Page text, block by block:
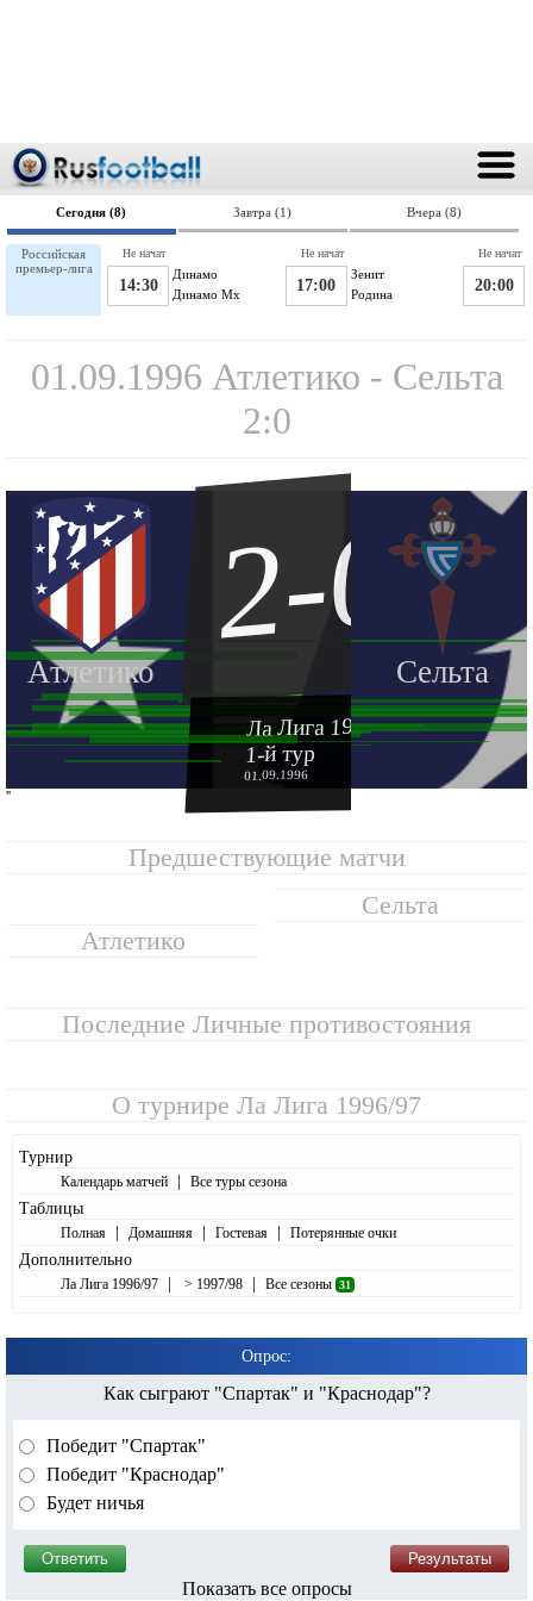
Сегодня (8) Завтра (1) Вчера (8)
Российская
премьер-лига
Динамо
14:30 Динамо Мх
Не начат
Зенит
17:00 Родина
Не начат
20:00
Не начат
01.09.1996 Атлетико - Сельта
2:0
Атлетико Сельта
2-0
Ла Лига 1996-1997
1-й тур
01.09.1996
''
Предшествующие матчи
Атлетико
Сельта
Последние Личные противостояния
О турнире Ла Лига 1996/97
Турнир
Календарь матчей | Все туры сезона
Таблицы
Полная | Домашняя | Гостевая | Потерянные очки
Дополнительно
Ла Лига 1996/97 | > 1997/98 | Все сезоны 31
Опрос:
Как сыграют "Спартак" и "Краснодар"?
Победит "Спартак"
Победит "Краснодар"
Будет ничья
Показать все опросы